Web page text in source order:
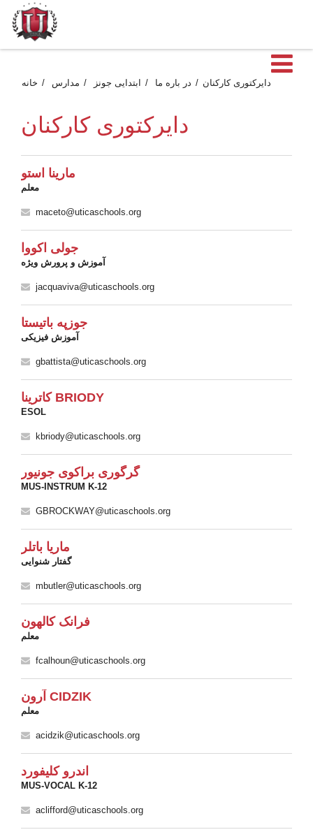
خانه مدارس ابتدایی جونز در باره ما دایرکتوری کارکنان
دایرکتوری کارکنان
مارینا استو
معلم
maceto@uticaschools.org
جولی اکووا
آموزش و پرورش ویژه
jacquaviva@uticaschools.org
جوزپه باتیستا
آموزش فیزیکی
gbattista@uticaschools.org
کاترینا BRIODY
ESOL
kbriody@uticaschools.org
گرگوری براکوی جونیور
MUS-INSTRUM K-12
GBROCKWAY@uticaschools.org
ماریا باتلر
گفتار شنوایی
mbutler@uticaschools.org
فرانک کالهون
معلم
fcalhoun@uticaschools.org
آرون CIDZIK
معلم
acidzik@uticaschools.org
اندرو کلیفورد
MUS-VOCAL K-12
aclifford@uticaschools.org